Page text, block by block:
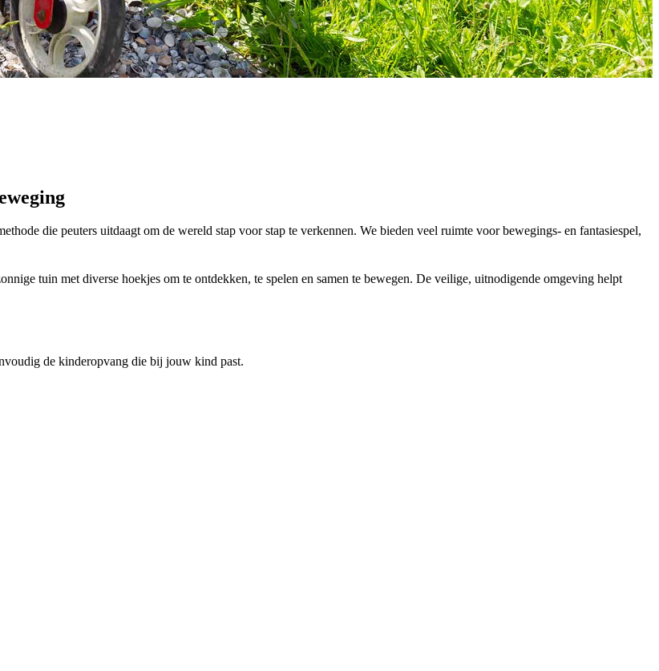
die peuters uitdaagt om de wereld stap voor stap te verkennen. We bieden veel ruimte voor bewegings- en fantasiespel,
tuin met diverse hoekjes om te ontdekken, te spelen en samen te bewegen. De veilige, uitnodigende omgeving helpt
de kinderopvang die bij jouw kind past.